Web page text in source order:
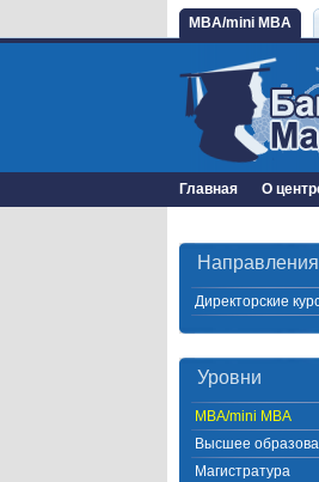
MBA/mini MBA
Главная О
Направления
Директорские
Уровни
MBA/mini MBA
Высшее
Магистратура